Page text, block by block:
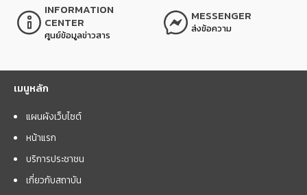
INFORMATION
CENTER
ศูนย์ข้อมูลข่าวสาร
MESSENGER
ส่งข้อความ
เมนูหลัก
แผนผังเว็บไซต์
หน้าแรก
บริการประชาชน
เกี่ยวกับสถาบัน